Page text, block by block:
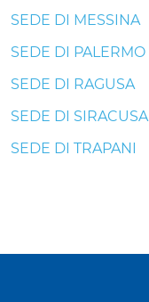
SEDE DI MESSINA
SEDE DI PALERMO
SEDE DI RAGUSA
SEDE DI SIRACUSA
SEDE DI TRAPANI